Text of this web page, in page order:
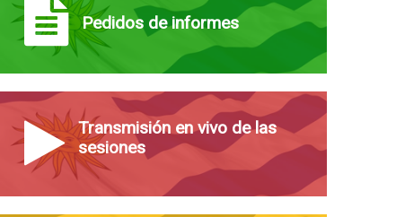
Pedidos de informes
Transmisión en vivo de las
sesiones